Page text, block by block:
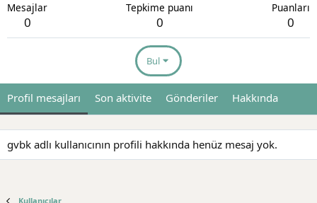
Mesajlar
0
Tepkime puanı
0
Puanları
0
Bul
Profil mesajları Son aktivite Gönderiler Hakkında
gvbk adlı kullanıcının profili hakkında henüz mesaj yok.
Kullanıcılar